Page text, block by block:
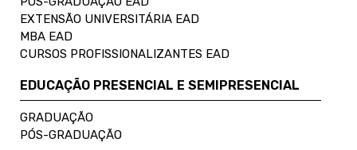
EXTENSÃO UNIVERSITÁRIA EAD
MBA EAD
CURSOS PROFISSIONALIZANTES EAD
EDUCAÇÃO PRESENCIAL E SEMIPRESENCIAL
GRADUAÇÃO
PÓS-GRADUAÇÃO